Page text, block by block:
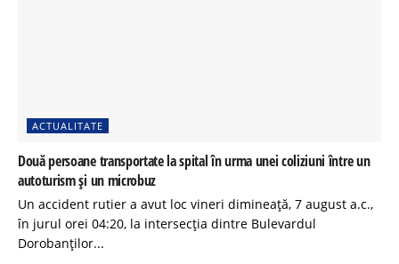
ACTUALITATE
Două persoane transportate la spital în urma unei coliziuni între un
autoturism și un microbuz
Un accident rutier a avut loc vineri dimineață, 7 august a.c.,
în jurul orei 04:20, la intersecția dintre Bulevardul
Dorobanților...